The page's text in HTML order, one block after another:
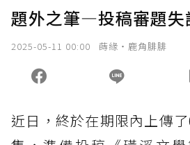
題外之筆—投稿審題失
2025-05-11 00:00 蒔緣‧鹿角腓腓
近日，終於在期限內上傳